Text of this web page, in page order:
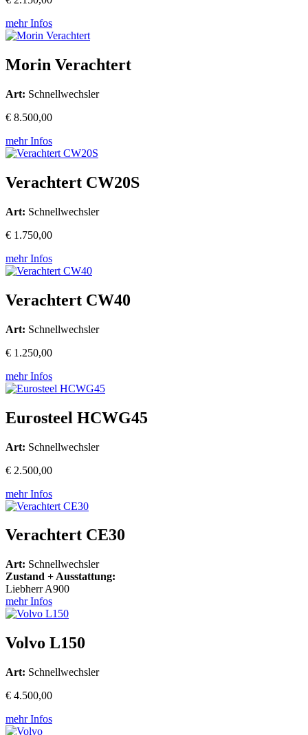
mehr Infos
Morin Verachtert
Art: Schnellwechsler
€ 8.500,00
mehr Infos
Verachtert CW20S
Art: Schnellwechsler
€ 1.750,00
mehr Infos
Verachtert CW40
Art: Schnellwechsler
€ 1.250,00
mehr Infos
Eurosteel HCWG45
Art: Schnellwechsler
€ 2.500,00
mehr Infos
Verachtert CE30
Art: Schnellwechsler
Zustand + Ausstattung:
Liebherr A900
mehr Infos
Volvo L150
Art: Schnellwechsler
€ 4.500,00
mehr Infos